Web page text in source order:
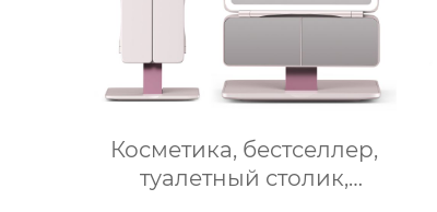
Косметика, бестселлер,
туалетный столик,